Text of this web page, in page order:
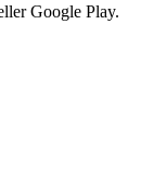
Google Play.